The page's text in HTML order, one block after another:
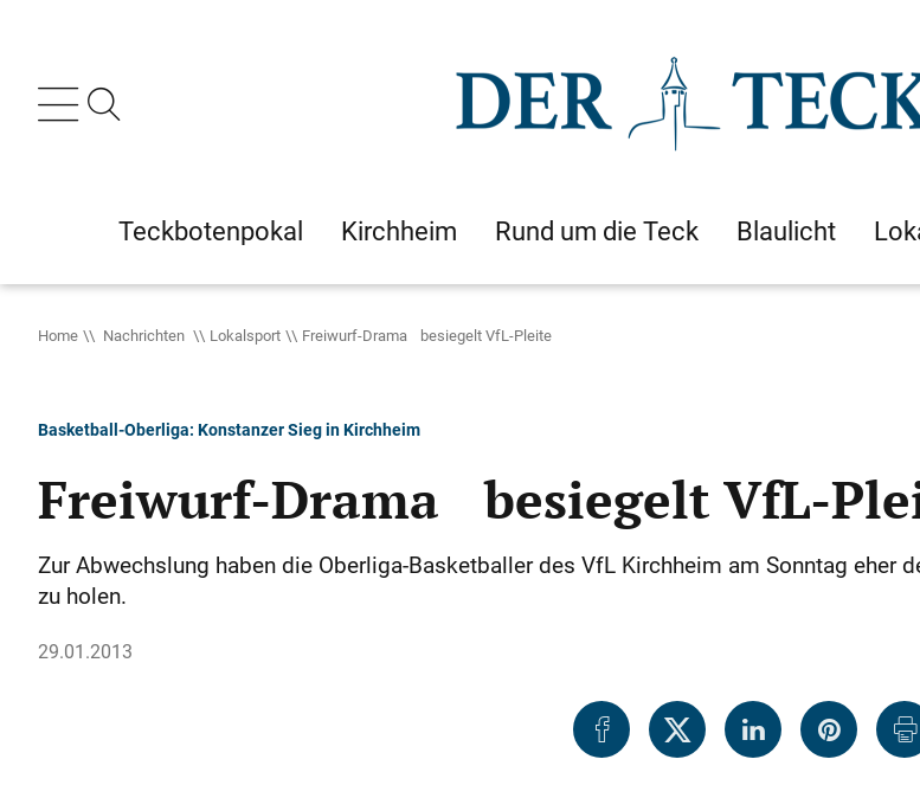
Teckbotenpokal Kirchheim Rund um die Teck Blaulicht
Home Nachrichten Lokalsport Freiwurf-Drama besiegelt VfL-Pleite
Basketball-Oberliga: Konstanzer Sieg in Kirchheim
Freiwurf-Drama besiegelt VfL-
Zur Abwechslung haben die Oberliga-Basketballer des VfL Kirchheim am Sonntag eher
zu holen.
29.01.2013